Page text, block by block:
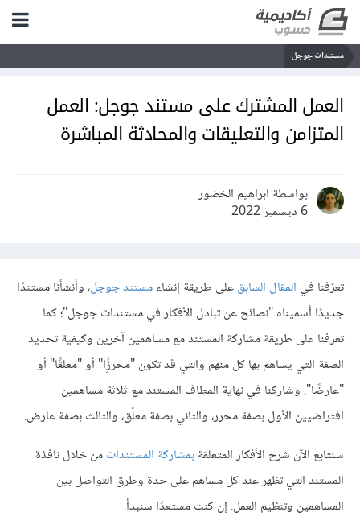
مستندات جوجل
العمل المشترك على مستند جوجل: العمل
المتزامن والتعليقات والمحادثة المباشرة
بواسطة ابراهيم الخضور
6 ديسمبر 2022
تعرّفنا في المقال السابقعلى طريقة إنشاءمستند جوجل، وأنشأنا مستندًا
جديدًا أسميناه "نصائح عن تبادل الأفكار في مستندات جوجل"؛ كما
تعرفنا على طريقة مشاركة المستند مع مساهمين آخرين وكيفية تحديد
الصفة التي يساهم بها كل منهم والتي قد تكون "محررًِّا" أو "معلقًا" أو
"عارضًا". وشاركنا في نهاية المطاف المستند مع ثلاثة مساهمين
افتراضيين الأول بصفة محرر، والثاني بصفة معلّق، والثالث بصفة عارض.
سنتابع الآن شرح الأفكار المتعلقةبمشاركة المستنداتمن خلال نافذة
المستند التي تظهر عند كل مساهم على حدة وطرق التواصل بين
المساهمين وتنظيم العمل. إن كنت مستعدًا سنبدأ.